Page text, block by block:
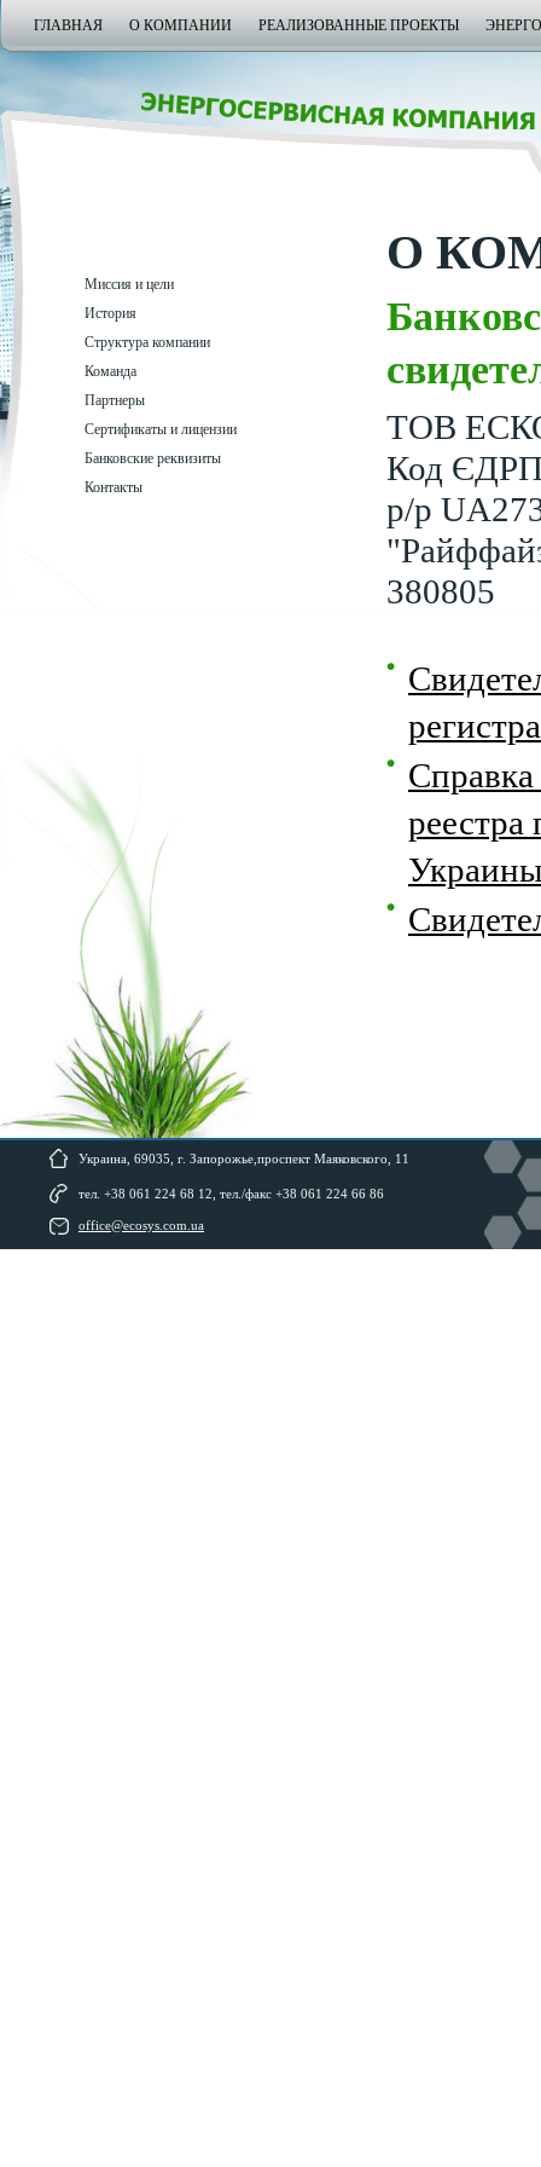
ГЛАВНАЯ О КОМПАНИИ РЕАЛИЗОВАННЫЕ ПРОЕКТЫ
Миссия и цели
История
Структура компании
Команда
Партнеры
Сертификаты и лицензии
Банковские реквизиты
Контакты
О
ТОВ ЕСКО
Код
р/р
380805
Справка
реестра
Украина, 69035, г. Запорожье,проспект Маяковского, 11
тел. +38 061 224 68 12, тел./факс +38 061 224 66 86
office@ecosys.com.ua